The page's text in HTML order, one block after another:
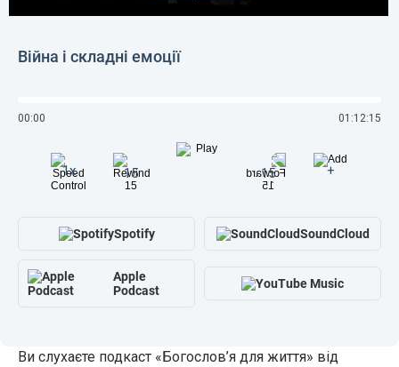
Війна і складні емоції
00:00 01:12:15
1x 15 15 +
Spotify SoundCloud
Apple
Podcast
Ви слухаєте подкаст «Богослов’я для життя» від